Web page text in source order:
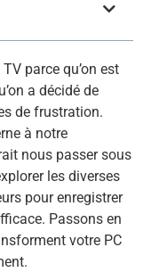
parce qu’on est
a décidé de
de frustration.
à notre
nous passer sous
les diverses
pour enregistrer
Passons en
votre PC